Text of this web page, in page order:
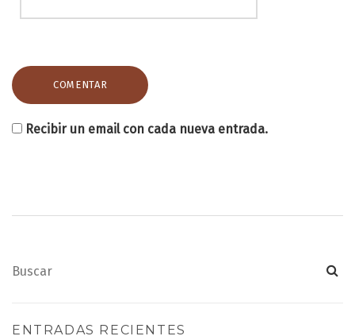
Recibir un email con cada nueva entrada.
ENTRADAS RECIENTES